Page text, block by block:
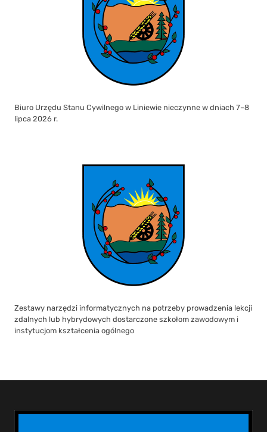
Biuro Urzędu Stanu Cywilnego w Liniewie nieczynne w dniach 7–8
lipca 2026 r.
Zestawy narzędzi informatycznych na potrzeby prowadzenia lekcji
zdalnych lub hybrydowych dostarczone szkołom zawodowym i
instytucjom kształcenia ogólnego